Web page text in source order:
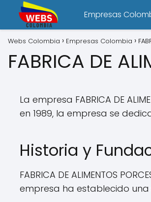
Empresas
Webs Colombia Empresas Colombia
FABRICA DE
La empresa FABRICA DE
en 1989, la empresa se
Historia y
FABRICA DE ALIMENTOS
empresa ha establecido